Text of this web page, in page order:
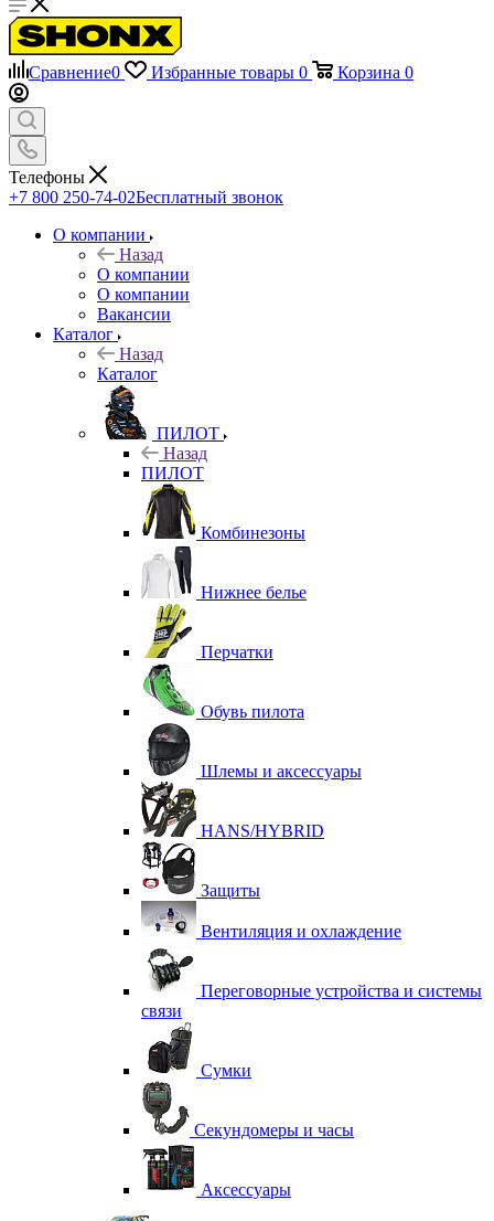
Сравнение0 Избранные товары 0 Корзина 0
Телефоны
+7 800 250-74-02Бесплатный звонок
О компании
Назад
О компании
О компании
Вакансии
Каталог
Назад
Каталог
ПИЛОТ
Назад
ПИЛОТ
Комбинезоны
Нижнее белье
Перчатки
Обувь пилота
Шлемы и аксессуары
HANS/HYBRID
Защиты
Вентиляция и охлаждение
Переговорные устройства и системы
связи
Сумки
Секундомеры и часы
Аксессуары